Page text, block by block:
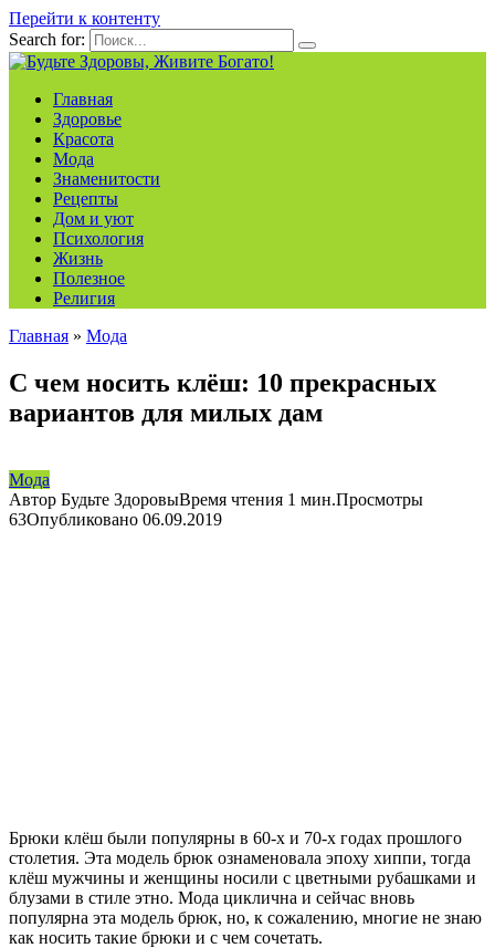
Перейти к контенту
Search for:
Главная
Здоровье
Красота
Мода
Знаменитости
Рецепты
Дом и уют
Психология
Жизнь
Полезное
Религия
Главная » Мода
С чем носить клёш: 10 прекрасных
вариантов для милых дам
Мода
Автор Будьте ЗдоровыВремя чтения 1 мин.Просмотры
63Опубликовано 06.09.2019
Брюки клёш были популярны в 60-х и 70-х годах прошлого
столетия. Эта модель брюк ознаменовала эпоху хиппи, тогда
клёш мужчины и женщины носили с цветными рубашками и
блузами в стиле этно. Мода циклична и сейчас вновь
популярна эта модель брюк, но, к сожалению, многие не знаю
как носить такие брюки и с чем сочетать.